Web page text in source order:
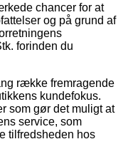
chancer for at
og på grund af
forinden du
række fremragende
kundefokus.
som gør det muligt at
service, som
tilfredsheden hos